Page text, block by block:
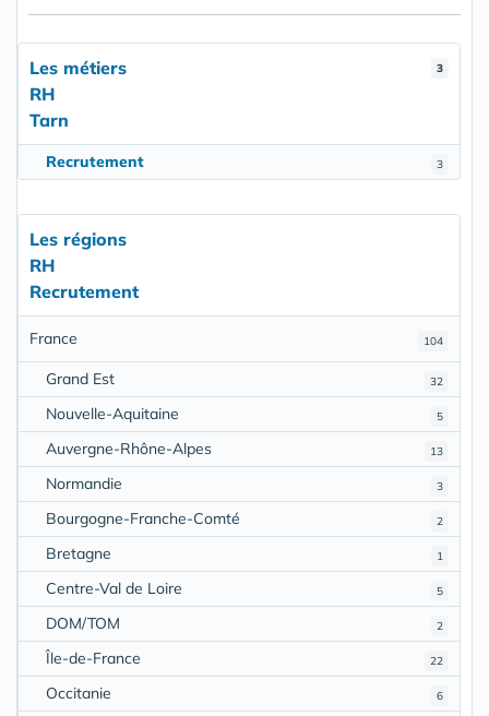
3
Les métiers
RH
Tarn
3
Recrutement
Les régions
RH
Recrutement
104
France
32
Grand Est
5
Nouvelle-Aquitaine
13
Auvergne-Rhône-Alpes
3
Normandie
2
Bourgogne-Franche-Comté
1
Bretagne
5
Centre-Val de Loire
2
DOM/TOM
22
Île-de-France
6
Occitanie